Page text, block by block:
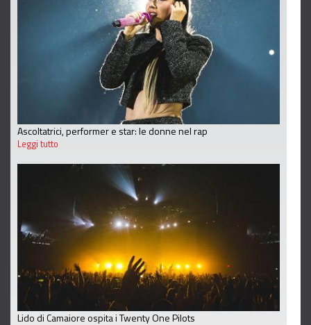
Ascoltatrici, performer e star: le donne nel rap
Leggi tutto
Lido di Camaiore ospita i Twenty One Pilots